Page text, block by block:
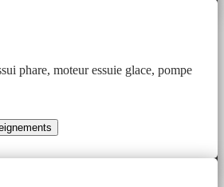
phare, moteur essuie glace, pompe